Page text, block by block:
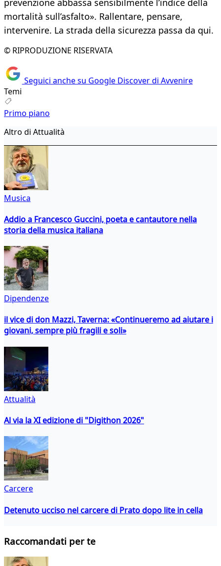
prevenzione abbassa sensibilmente l’indice della
mortalità sull’asfalto». Rallentare, pensare,
intervenire. La strada della sicurezza passa da qui.
© RIPRODUZIONE RISERVATA
Seguici anche su Google Discover di Avvenire
Temi
Primo piano
Altro di Attualità
Musica
Addio a Francesco Guccini, poeta e cantautore nella
storia della musica italiana
Dipendenze
il vice di don Mazzi, Taverna: «Continueremo ad aiutare i
giovani, sempre più fragili e soli»
Attualità
Al via la XI edizione di "Digithon 2026"
Carcere
Detenuto ucciso nel carcere di Prato dopo lite in cella
Raccomandati per te